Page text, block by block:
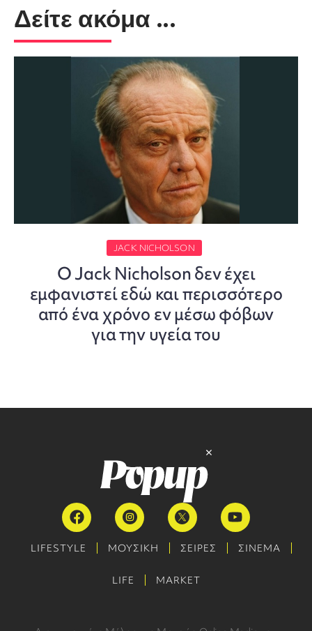
Δείτε ακόμα ...
JACK NICHOLSON
Ο Jack Nicholson δεν έχει
εμφανιστεί εδώ και περισσότερο
από ένα χρόνο εν μέσω φόβων
για την υγεία του
LIFESTYLE ΜΟΥΣΙΚΗ ΣΕΙΡΕΣ ΣΙΝΕΜΑ
LIFE MARKET